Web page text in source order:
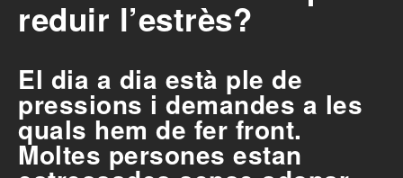
reduir l’estrès?
El dia a dia està ple de
pressions i demandes a les
quals hem de fer front.
Moltes persones estan